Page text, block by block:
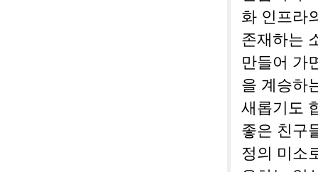
화 인프라
존재하는
만들어 가
을 계승하
새롭기도
좋은 친구
정의 미소